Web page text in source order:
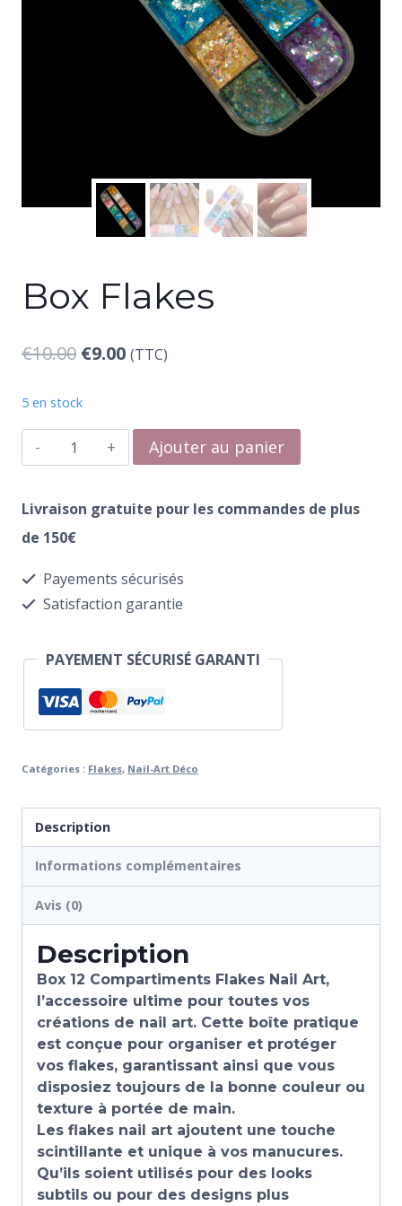
Box Flakes
€10.00 Le
initial
était :
€9.00Le
actuel
est :
(TTC)
5 en stock
quantité
de
Box
Flakes
Ajouter au panier
Livraison gratuite pour les commandes de plus
de 150€
Payements sécurisés
Satisfaction garantie
PAYEMENT SÉCURISÉ GARANTI
Catégories : Flakes, Nail-Art Déco
Description
Informations complémentaires
Avis (0)
Description
Box 12 Compartiments Flakes Nail Art,
l’accessoire ultime pour toutes vos
créations de nail art. Cette boîte pratique
est conçue pour organiser et protéger
vos flakes, garantissant ainsi que vous
disposiez toujours de la bonne couleur ou
texture à portée de main.
Les flakes nail art ajoutent une touche
scintillante et unique à vos manucures.
Qu’ils soient utilisés pour des looks
subtils ou pour des designs plus